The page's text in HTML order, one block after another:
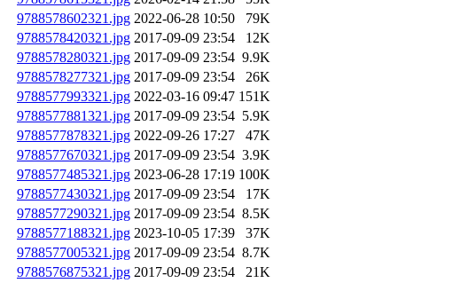
9788578602321.jpg 2022-06-28 10:50
79K
9788578420321.jpg 2017-09-09 23:54
12K
9788578280321.jpg 2017-09-09 23:54 9.9K
9788578277321.jpg 2017-09-09 23:54
26K
9788577993321.jpg 2022-03-16 09:47 151K
9788577881321.jpg 2017-09-09 23:54 5.9K
9788577878321.jpg 2022-09-26 17:27
47K
9788577670321.jpg 2017-09-09 23:54 3.9K
9788577485321.jpg 2023-06-28 17:19 100K
9788577430321.jpg 2017-09-09 23:54
17K
9788577290321.jpg 2017-09-09 23:54 8.5K
9788577188321.jpg 2023-10-05 17:39
37K
9788577005321.jpg 2017-09-09 23:54 8.7K
9788576875321.jpg 2017-09-09 23:54
21K